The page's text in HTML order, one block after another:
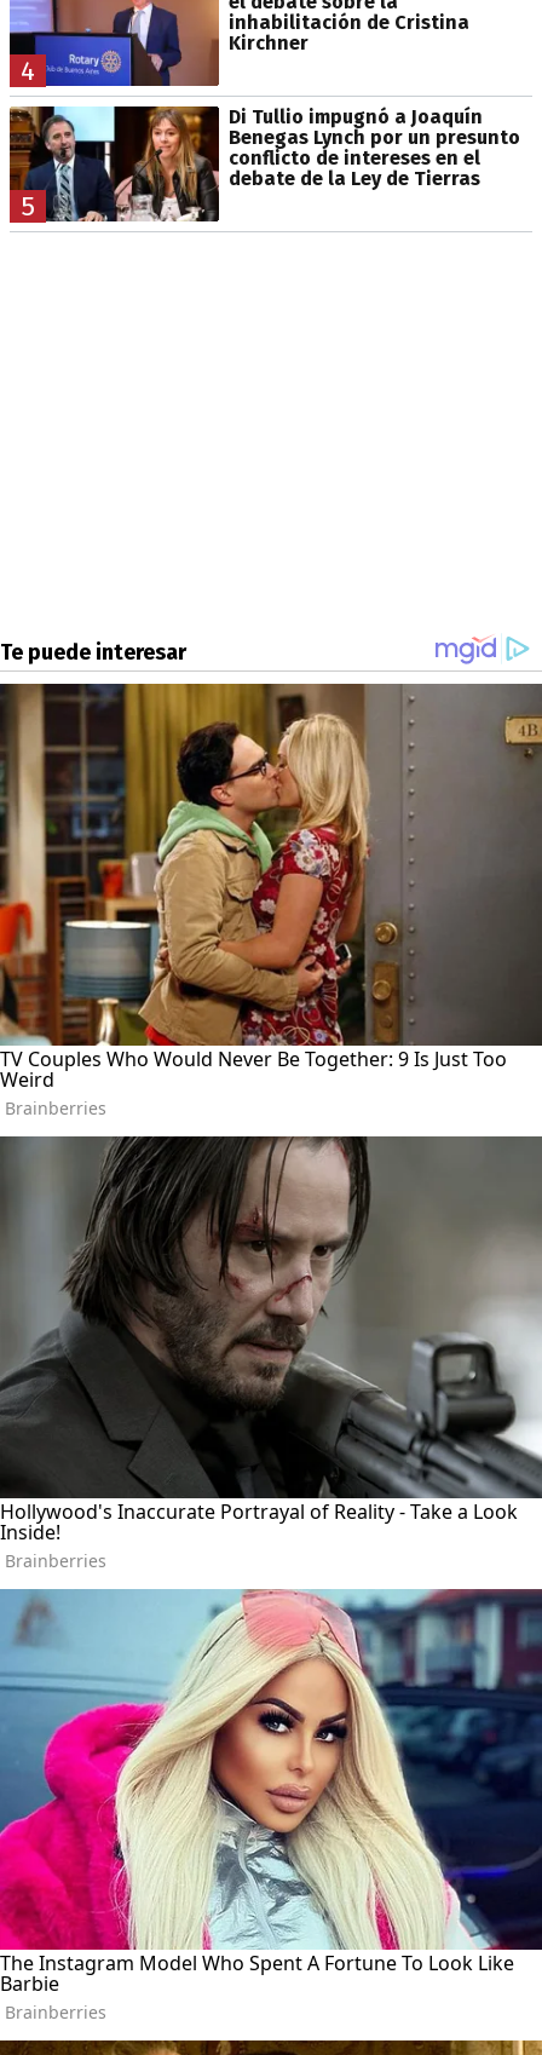
4
inhabilitación de Cristina
Kirchner
5
Di Tullio impugnó a Joaquín
Benegas Lynch por un presunto
conflicto de intereses en el
debate de la Ley de Tierras